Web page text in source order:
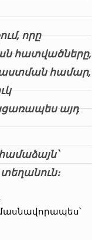
որը
հատվածները,
համար,
այդ